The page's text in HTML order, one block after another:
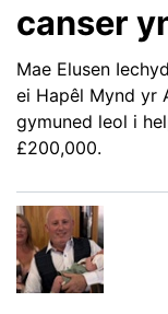
canser
Mae Elusen
ei Hapêl Mynd yr
gymuned leol i
£200,000.